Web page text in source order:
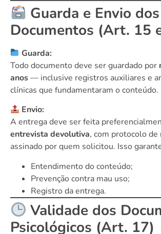
Guarda e Envio dos
Documentos (Art. 15
Guarda:
Todo documento deve ser guardado por
anos— inclusive registros auxiliares e
clínicas que fundamentaram o conteúdo.
Envio:
A entrega deve ser feita
entrevista devolutiva, com protocolo
assinado por quem solicitou. Isso
Entendimento do conteúdo;
Prevenção contra mau uso;
Registro da entrega.
Validade dos
Psicológicos (Art. 17)